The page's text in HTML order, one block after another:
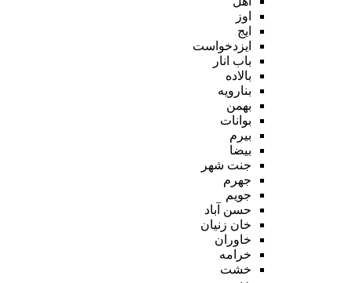
اوز
ایج
ایزدخواست
باب انار
بالاده
بنارویه
بهمن
بوانات
بیرم
بیضا
جنت شهر
جهرم
جویم
حسن آباد
خان زنیان
خاوران
خرامه
خشت